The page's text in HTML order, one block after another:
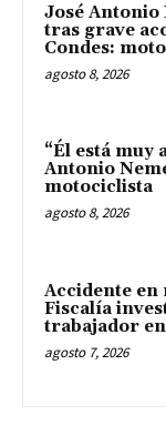
José Antonio
tras grave
Condes:
agosto 8, 2026
“Él está muy
Antonio
motociclista
agosto 8, 2026
Accidente en
Fiscalía
trabajador
agosto 7, 2026